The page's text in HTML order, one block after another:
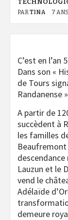
PARTINA 7
C’est en
Dans son «
de Tours
Randanense
A partir de
succèdent à
les familles
Beaufremont
descendance
Lauzun et le
vend le
Adélaïde
demeure